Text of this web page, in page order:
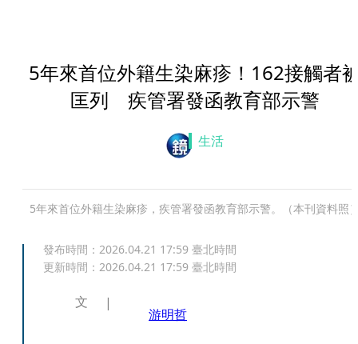
5年來首位外籍生染麻疹！162接觸者
匡列 疾管署發函教育部示警
生活
5年來首位外籍生染麻疹，疾管署發函教育部示警。（本刊資料照
發布時間： 2026.04.21 17:59 臺北時間
更新時間： 2026.04.21 17:59 臺北時間
文
游明哲